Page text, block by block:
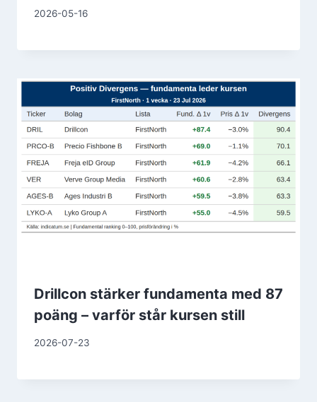
2026-05-16
Drillcon stärker fundamenta med 87
poäng – varför står kursen still
2026-07-23